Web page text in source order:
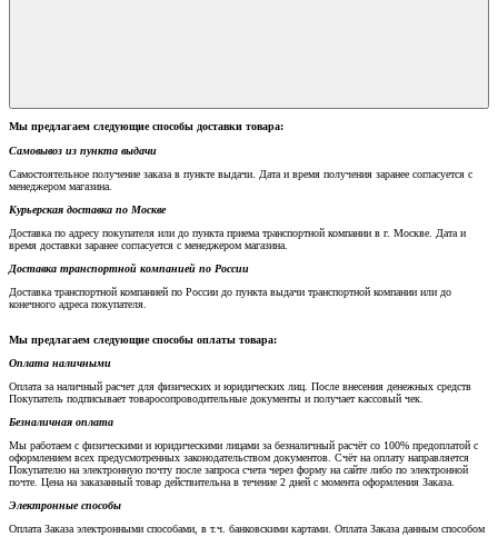
Мы предлагаем следующие способы доставки товара:
Самовывоз из пункта выдачи
Самостоятельное получение заказа в пункте выдачи. Дата и время получения заранее согласуется с
менеджером магазина.
Курьерская доставка по Москве
Доставка по адресу покупателя или до пункта приема транспортной компании в г. Москве. Дата и
время доставки заранее согласуется с менеджером магазина.
Доставка транспортной компанией по России
Доставка транспортной компанией по России до пункта выдачи транспортной компании или до
конечного адреса покупателя.
Мы предлагаем следующие способы оплаты товара:
Оплата наличными
Оплата за наличный расчет для физических и юридических лиц. После внесения денежных средств
Покупатель подписывает товаросопроводительные документы и получает кассовый чек.
Безналичная оплата
Мы работаем с физическими и юридическими лицами за безналичный расчёт со 100% предоплатой с
оформлением всех предусмотренных законодательством документов. Счёт на оплату направляется
Покупателю на электронную почту после запроса счета через форму на сайте либо по электронной
почте. Цена на заказанный товар действительна в течение 2 дней с момента оформления Заказа.
Электронные способы
Оплата Заказа электронными способами, в т.ч. банковскими картами. Оплата Заказа данным способом